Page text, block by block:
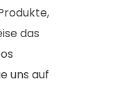
das
uns auf